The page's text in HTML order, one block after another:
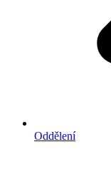
Oddělení